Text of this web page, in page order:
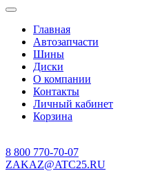
Главная
Автозапчасти
Шины
Диски
О компании
Контакты
Личный кабинет
Корзина
8 800 770-70-07
ZAKAZ@ATC25.RU